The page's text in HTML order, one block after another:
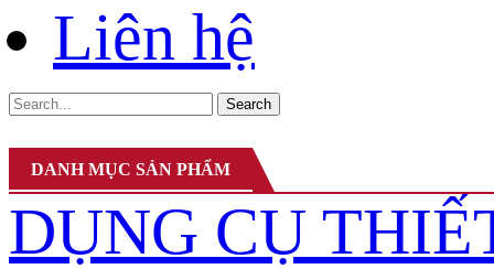
Liên hệ
Search
DANH MỤC SẢN PHẨM
DỤNG CỤ